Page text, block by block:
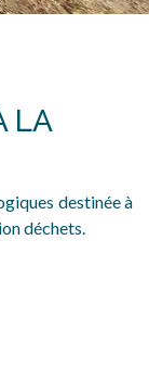
LA
destinée à
déchets.